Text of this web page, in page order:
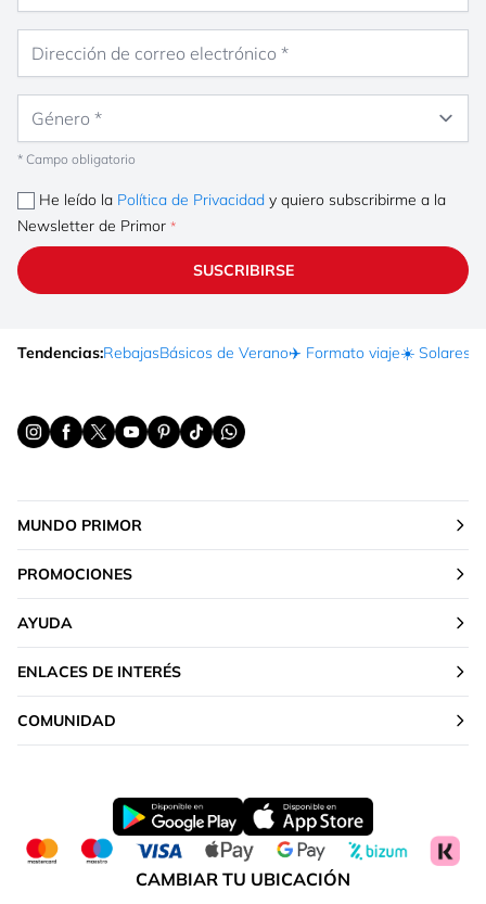
* Campo obligatorio
He leído la Política de Privacidad y quiero subscribirme a la
Newsletter de Primor
SUSCRIBIRSE
Tendencias:RebajasBásicos de Verano✈️ Formato viaje☀️ Solares
MUNDO PRIMOR
PROMOCIONES
AYUDA
ENLACES DE INTERÉS
COMUNIDAD
CAMBIAR TU UBICACIÓN